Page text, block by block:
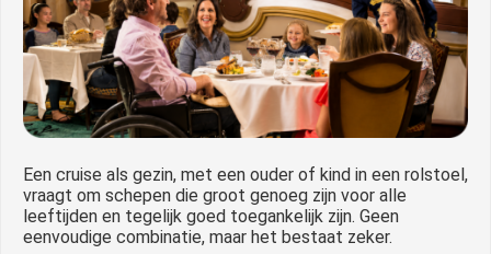
Een cruise als gezin, met een ouder of kind in een rolstoel,
vraagt om schepen die groot genoeg zijn voor alle
leeftijden en tegelijk goed toegankelijk zijn. Geen
eenvoudige combinatie, maar het bestaat zeker.